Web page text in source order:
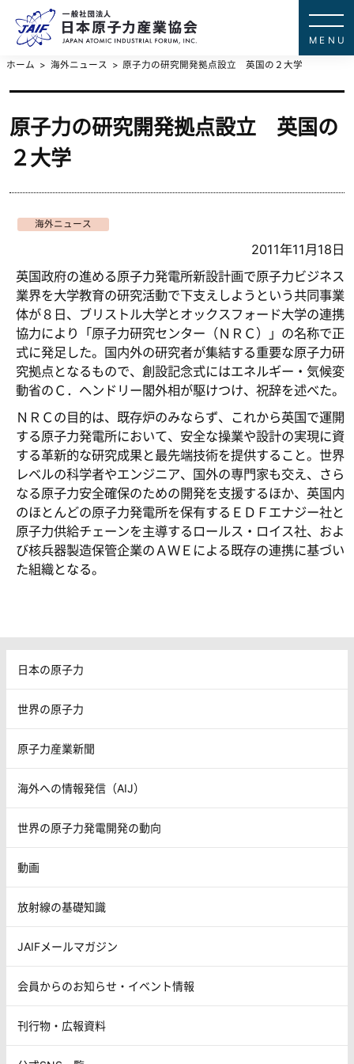
ホーム 海外ニュース 原子力の研究開発拠点設立 英国の２大学
原子力の研究開発拠点設立 英国の
２大学
海外ニュース
2011年11月18日
英国政府の進める原子力発電所新設計画で原子力ビジネス
業界を大学教育の研究活動で下支えしようという共同事業
体が８日、ブリストル大学とオックスフォード大学の連携
協力により「原子力研究センター（ＮＲＣ）」の名称で正
式に発足した。国内外の研究者が集結する重要な原子力研
究拠点となるもので、創設記念式にはエネルギー・気候変
動省のＣ．ヘンドリー閣外相が駆けつけ、祝辞を述べた。
ＮＲＣの目的は、既存炉のみならず、これから英国で運開
する原子力発電所において、安全な操業や設計の実現に資
する革新的な研究成果と最先端技術を提供すること。世界
レベルの科学者やエンジニア、国外の専門家も交え、さら
なる原子力安全確保のための開発を支援するほか、英国内
のほとんどの原子力発電所を保有するＥＤＦエナジー社と
原子力供給チェーンを主導するロールス・ロイス社、およ
び核兵器製造保管企業のＡＷＥによる既存の連携に基づい
た組織となる。
日本の原子力
世界の原子力
原子力産業新聞
海外への情報発信（AIJ）
世界の原子力発電開発の動向
動画
放射線の基礎知識
JAIFメールマガジン
会員からのお知らせ・イベント情報
刊行物・広報資料